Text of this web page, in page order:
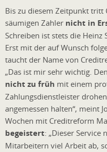
Bis zu diesem Zeitpunkt tritt
säumigen Zahler nicht in
Schreiben ist stets die Heinz
Erst mit der auf Wunsch
taucht der Name von
„Das ist mir sehr wichtig.
nicht zu früh mit einem
Zahlungsdienstleister
angemessen halten“, meint
Wochen mit Creditreform
begeistert: „Dieser
Mitarbeitern viel Arbeit ab,